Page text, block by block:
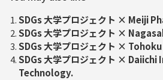
SDGs 大学プロジェクト × Meiji
SDGs 大学プロジェクト ×
SDGs 大学プロジェクト ×
SDGs 大学プロジェクト ×
Technology.